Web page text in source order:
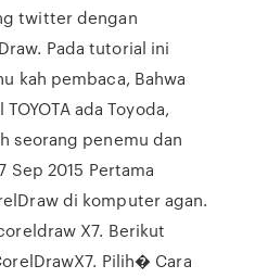
twitter dengan
Pada tutorial ini
kah pembaca, Bahwa
ada Toyoda,
seorang penemu dan
Sep 2015 Pertama
di komputer agan.
X7. Berikut
Pilih� Cara